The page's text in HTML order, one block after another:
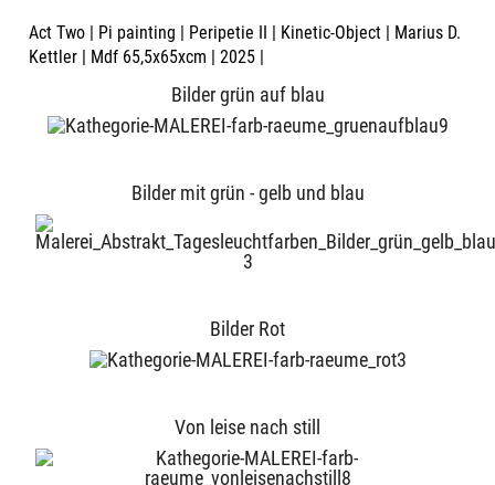
Act Two | Pi painting | Peripetie II | Kinetic-Object | Marius D.
Kettler | Mdf 65,5x65xcm | 2025 |
Bilder grün auf blau
Bilder mit grün - gelb und blau
Bilder Rot
Von leise nach still